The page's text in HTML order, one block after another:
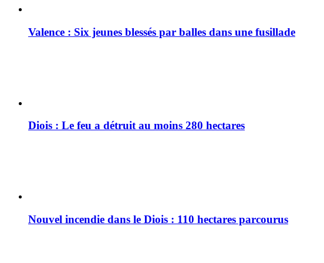
Valence : Six jeunes blessés par balles dans une fusillade
Diois : Le feu a détruit au moins 280 hectares
Nouvel incendie dans le Diois : 110 hectares parcourus